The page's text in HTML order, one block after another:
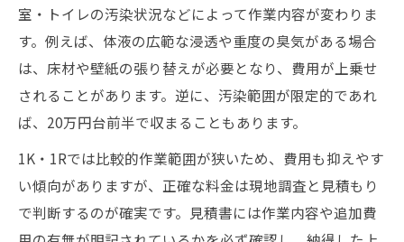
室・トイレの汚染状況などによって作業内容が変わりま
す。例えば、体液の広範な浸透や重度の臭気がある場合
は、床材や壁紙の張り替えが必要となり、費用が上乗せ
されることがあります。逆に、汚染範囲が限定的であれ
ば、20万円台前半で収まることもあります。
1K・1Rでは比較的作業範囲が狭いため、費用も抑えやす
い傾向がありますが、正確な料金は現地調査と見積もり
で判断するのが確実です。見積書には作業内容や追加費